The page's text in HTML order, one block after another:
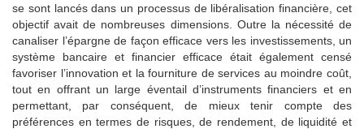
se sont lancés dans un processus de libéralisation financière, cet
objectif avait de nombreuses dimensions. Outre la nécessité de
canaliser l’épargne de façon efficace vers les investissements, un
système bancaire et financier efficace était également censé
favoriser l’innovation et la fourniture de services au moindre coût,
tout en offrant un large éventail d’instruments financiers et en
permettant, par conséquent, de mieux tenir compte des
préférences en termes de risques, de rendement, de liquidité et